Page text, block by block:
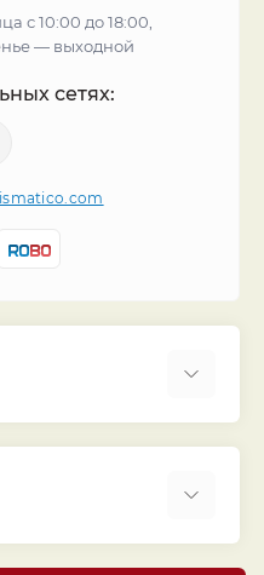
с 10:00 до 18:00,
— выходной
сетях: